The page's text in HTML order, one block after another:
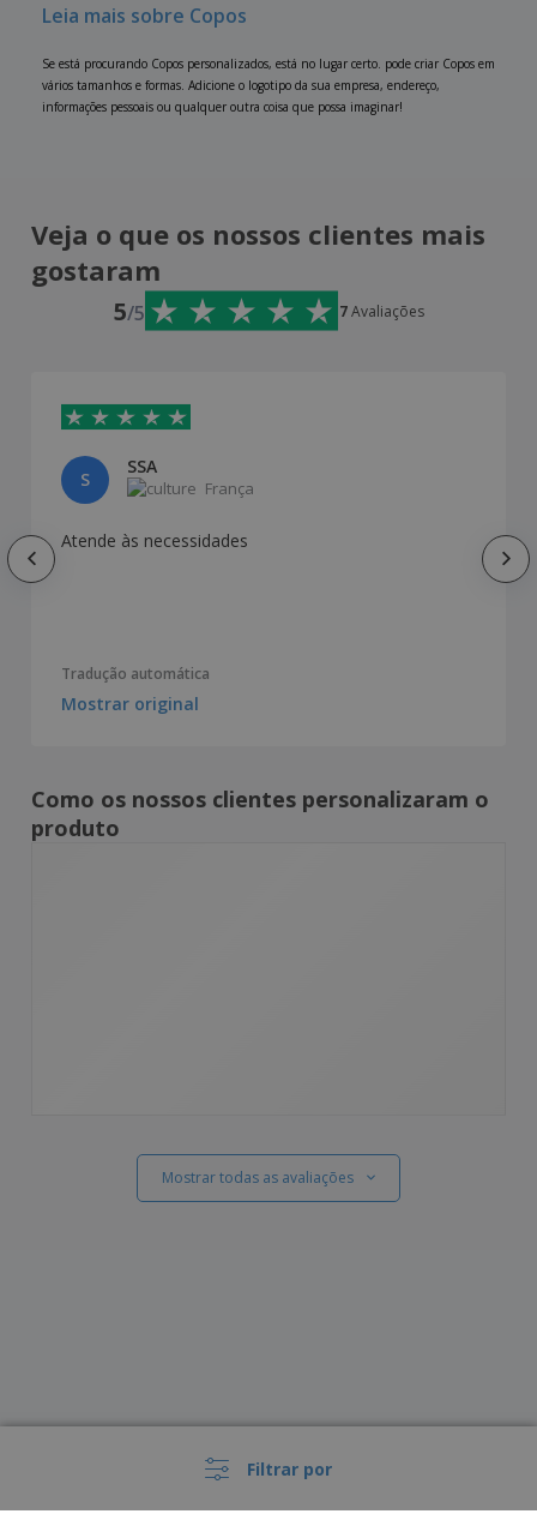
Filtrar por
Leia mais sobre Copos
Se está procurando Copos personalizados, está no lugar certo. pode criar Copos em
vários tamanhos e formas. Adicione o logotipo da sua empresa, endereço,
informações pessoais ou qualquer outra coisa que possa imaginar!
Veja o que os nossos clientes mais
gostaram
5/5 7 Avaliações
S
SSA
França
Atende às necessidades
Tradução automática
Mostrar original
Como os nossos clientes personalizaram o
produto
Mostrar todas as avaliações